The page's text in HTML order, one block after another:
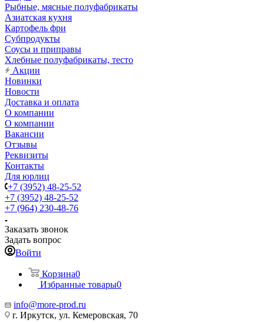
Рыбные, мясные полуфабрикаты
Азиатская кухня
Картофель фри
Субпродукты
Соусы и приправы
Хлебные полуфабрикаты, тесто
Акции
Новинки
Новости
Доставка и оплата
О компании
О компании
Вакансии
Отзывы
Реквизиты
Контакты
Для юрлиц
+7 (3952) 48-25-52
+7 (3952) 48-25-52
+7 (964) 230-48-76
Заказать звонок
Задать вопрос
Войти
Корзина0
Избранные товары0
info@more-prod.ru
г. Иркутск, ул. Кемеровская, 70